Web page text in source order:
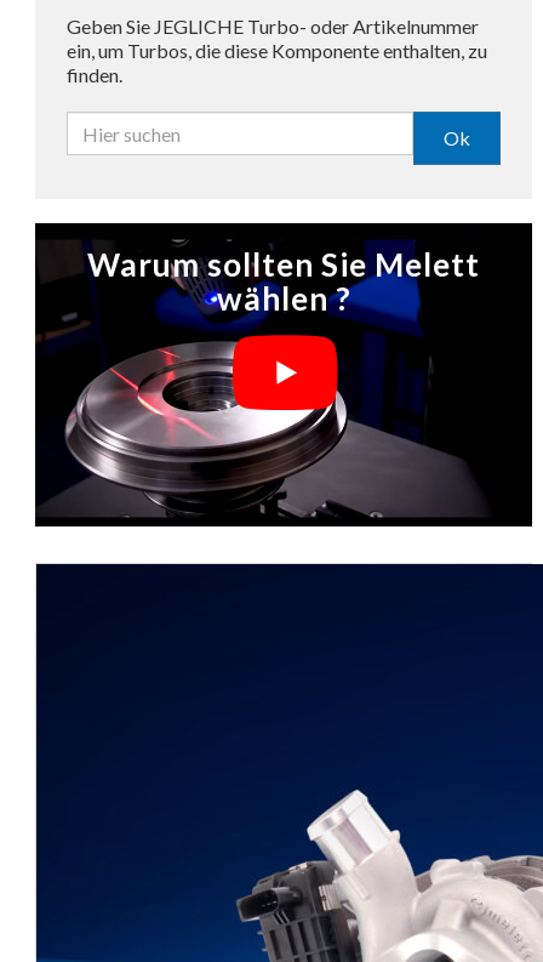
Geben Sie JEGLICHE Turbo- oder Artikelnummer
ein, um Turbos, die diese Komponente enthalten, zu
finden.
Ok
Warum sollten Sie Melett
wählen ?